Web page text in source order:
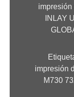
INLAY
impresión
M730